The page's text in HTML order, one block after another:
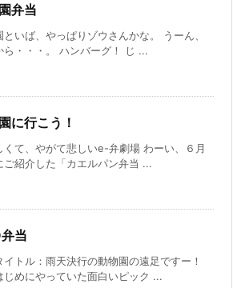
弁当
といば、やっぱりゾウさんかな。 うーん、
ら・・・。 ハンバーグ！ じ ...
に行こう！
くて、やがて悲しいe-弁劇場 わーい、６月
ご紹介した「カエルパン弁当 ...
当
イトル：雨天決行の動物園の遠足ですー！
じめにやっていた面白いピック ...